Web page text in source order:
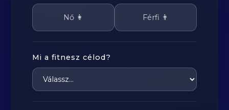
Nő 👩 Férfi 👨
Mi a fitnesz célod?